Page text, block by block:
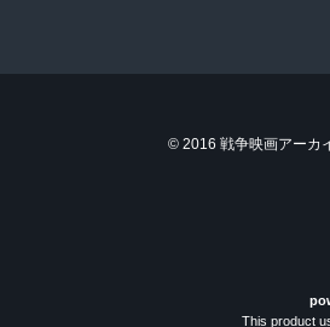
© 2016 戦争映画アーカ
This product